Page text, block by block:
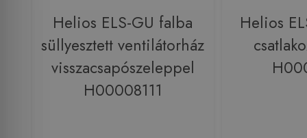
Helios ELS-GU falba
süllyesztett ventilátorház
visszacsapószeleppel
H00008111
Helios